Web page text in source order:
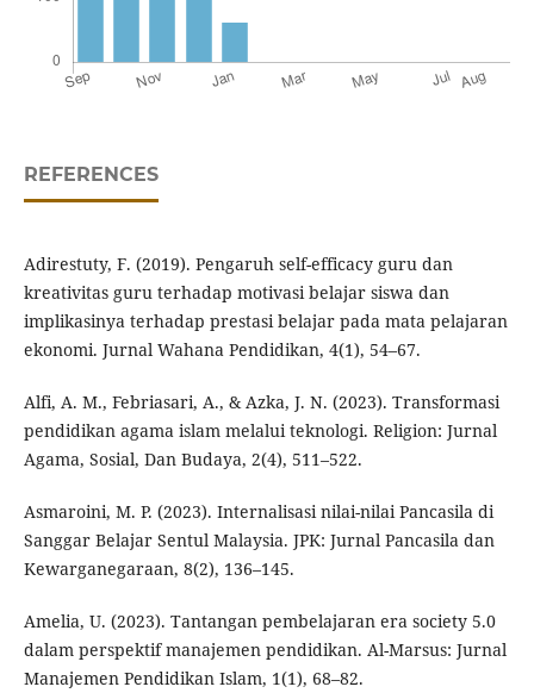
REFERENCES
Adirestuty, F. (2019). Pengaruh self-efficacy guru dan
kreativitas guru terhadap motivasi belajar siswa dan
implikasinya terhadap prestasi belajar pada mata pelajaran
ekonomi. Jurnal Wahana Pendidikan, 4(1), 54–67.
Alfi, A. M., Febriasari, A., & Azka, J. N. (2023). Transformasi
pendidikan agama islam melalui teknologi. Religion: Jurnal
Agama, Sosial, Dan Budaya, 2(4), 511–522.
Asmaroini, M. P. (2023). Internalisasi nilai-nilai Pancasila di
Sanggar Belajar Sentul Malaysia. JPK: Jurnal Pancasila dan
Kewarganegaraan, 8(2), 136–145.
Amelia, U. (2023). Tantangan pembelajaran era society 5.0
dalam perspektif manajemen pendidikan. Al-Marsus: Jurnal
Manajemen Pendidikan Islam, 1(1), 68–82.